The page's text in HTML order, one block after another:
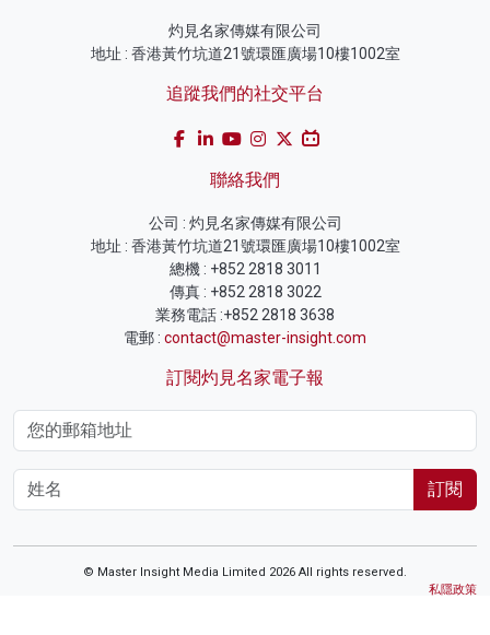
灼見名家傳媒有限公司
地址 : 香港黃竹坑道21號環匯廣場10樓1002室
追蹤我們的社交平台
聯絡我們
公司 : 灼見名家傳媒有限公司
地址 : 香港黃竹坑道21號環匯廣場10樓1002室
總機 : +852 2818 3011
傳真 : +852 2818 3022
業務電話 :+852 2818 3638
電郵 : contact@master-insight.com
訂閱灼見名家電子報
訂閱
© Master Insight Media Limited 2026 All rights reserved.
私隱政策